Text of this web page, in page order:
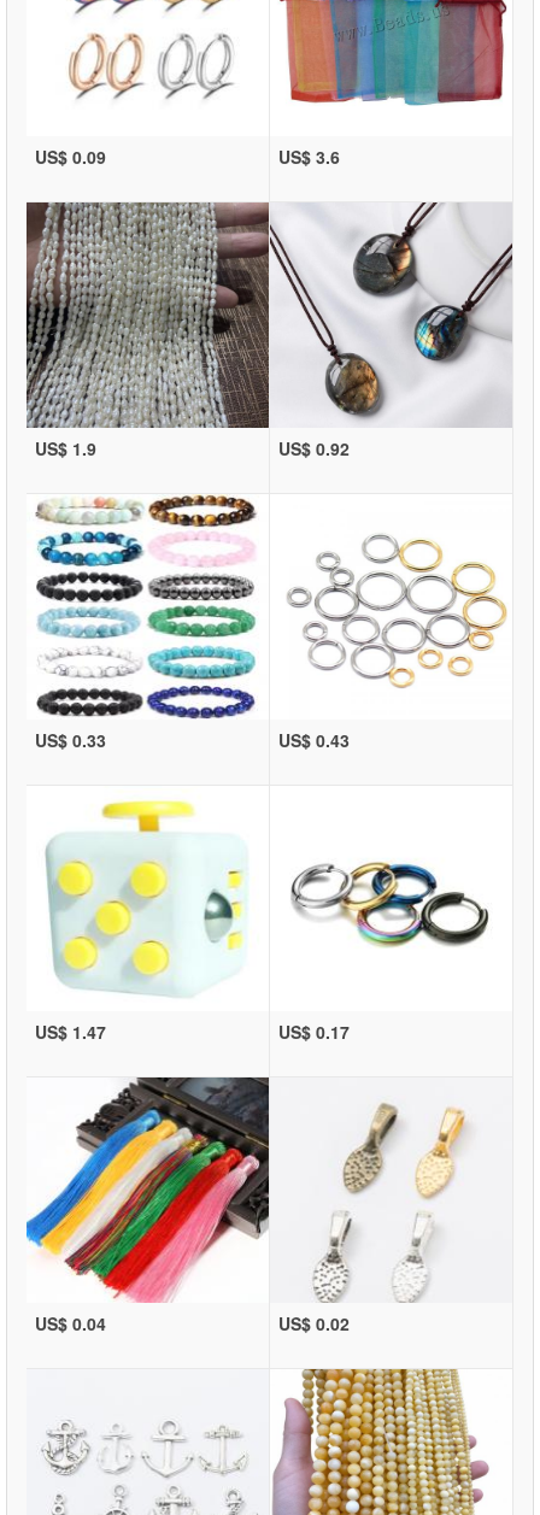
US$ 0.09 US$ 3.6
US$ 1.9 US$ 0.92
US$ 0.33 US$ 0.43
US$ 1.47 US$ 0.17
US$ 0.04 US$ 0.02